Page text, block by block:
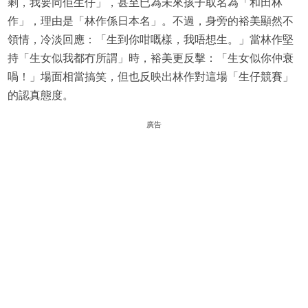
剩，我要同佢生仔」，甚至已為未來孩子取名為「和田林
作」，理由是「林作係日本名」。不過，身旁的裕美顯然不
領情，冷淡回應：「生到你咁嘅樣，我唔想生。」當林作堅
持「生女似我都冇所謂」時，裕美更反擊：「生女似你仲衰
喎！」場面相當搞笑，但也反映出林作對這場「生仔競賽」
的認真態度。
廣告